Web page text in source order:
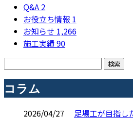
Q&A 2
お役立ち情報 1
お知らせ 1,266
施工実績90
コラム
2026/04/27
足場工が目指し